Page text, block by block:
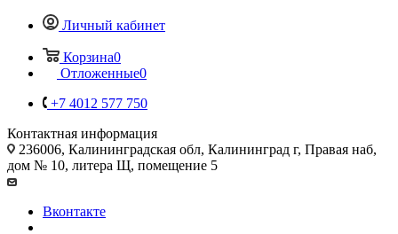
Личный кабинет
Корзина0
Отложенные0
+7 4012 577 750
Контактная информация
236006, Калининградская обл, Калининград г, Правая наб,
дом № 10, литера Щ, помещение 5
Вконтакте